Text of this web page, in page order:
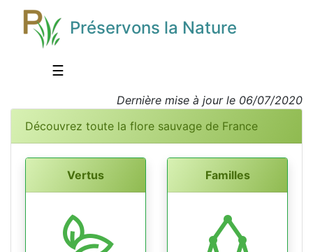
Préservons la Nature
☰
Dernière mise à jour le 06/07/2020
Découvrez toute la flore sauvage de France
Vertus Familles